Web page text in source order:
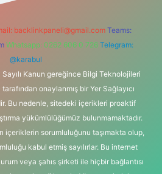
backlinkpaneli@gmail.com Teams:
Whatsapp: 0262 606 0 726 Telegram:
@karabul
Kanun gereğince Bilgi Teknolojileri
onaylanmış bir Yer Sağlayıcı
Bu nedenle, sitedeki içerikleri proaktif
yükümlülüğümüz bulunmamaktadır.
içeriklerin sorumluluğunu taşımakta olup,
kabul etmiş sayılırlar. Bu internet
veya şahıs şirketi ile hiçbir bağlantısı